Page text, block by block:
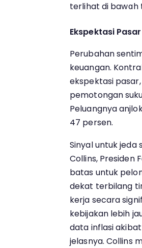
terlihat di bawah
Ekspektasi
Perubahan
keuangan.
ekspektasi
pemotongan
Peluangnya
47 persen.
Sinyal untuk
Collins, Presiden
batas untuk
dekat terbilang
kerja secara
kebijakan lebih
data inflasi
jelasnya. Collins